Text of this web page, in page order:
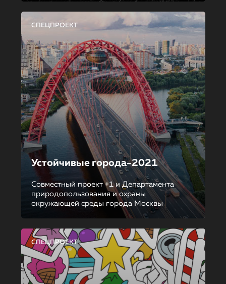
СПЕЦПРОЕКТ
Устойчивые города-2021
Совместный проект +1 и Департамента
природопользования и охраны
окружающей среды города Москвы
СПЕЦПРОЕКТ